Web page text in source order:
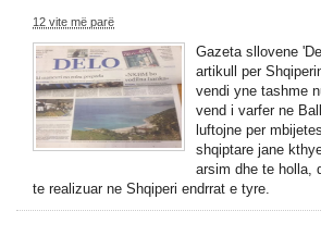
12 vite më parë
Gazeta sllovene
artikull per
vendi yne tashme
vend i varfer ne
luftojne per
shqiptare jane
arsim dhe te holla,
te realizuar ne Shqiperi endrrat e tyre.